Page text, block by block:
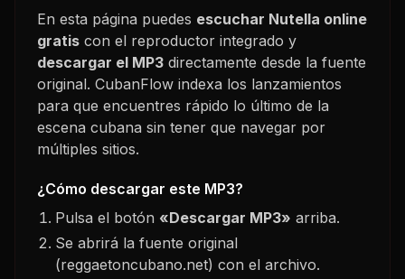
En esta página puedes escuchar Nutella online
gratis con el reproductor integrado y
descargar el MP3 directamente desde la fuente
original. CubanFlow indexa los lanzamientos
para que encuentres rápido lo último de la
escena cubana sin tener que navegar por
múltiples sitios.
¿Cómo descargar este MP3?
Pulsa el botón «Descargar MP3» arriba.
Se abrirá la fuente original
(reggaetoncubano.net) con el archivo.